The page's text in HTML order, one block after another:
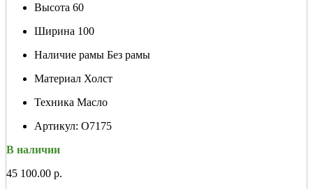
Высота 60
Ширина 100
Наличие рамы Без рамы
Материал Холст
Техника Масло
Артикул: О7175
В наличии
45 100.00 р.